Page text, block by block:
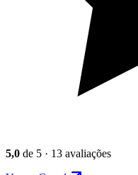
5,0 de 5 · 13 avaliações